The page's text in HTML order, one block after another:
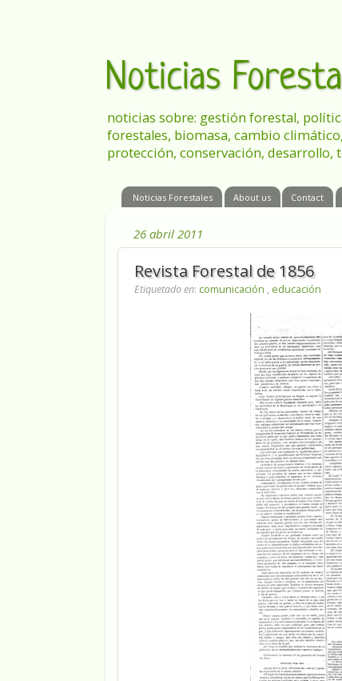
Noticias
noticias sobre: gestión forestal,
forestales, biomasa, cambio
protección, conservación,
Noticias Forestales About us Contact
26 abril 2011
Revista Forestal de 1856
Etiquetado en: comunicación , educación